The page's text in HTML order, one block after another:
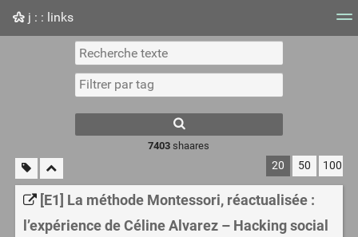
j : : links
Nuage de tags Mur d'images
7403 shaares
20 50 100
[E1] La méthode Montessori, réactualisée :
l’expérience de Céline Alvarez – Hacking social